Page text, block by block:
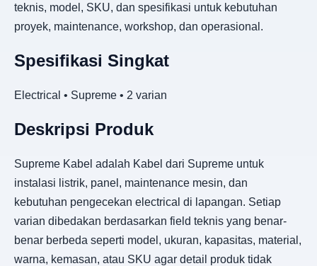
teknis, model, SKU, dan spesifikasi untuk kebutuhan
proyek, maintenance, workshop, dan operasional.
Spesifikasi Singkat
Electrical • Supreme • 2 varian
Deskripsi Produk
Supreme Kabel adalah Kabel dari Supreme untuk
instalasi listrik, panel, maintenance mesin, dan
kebutuhan pengecekan electrical di lapangan. Setiap
varian dibedakan berdasarkan field teknis yang benar-
benar berbeda seperti model, ukuran, kapasitas, material,
warna, kemasan, atau SKU agar detail produk tidak